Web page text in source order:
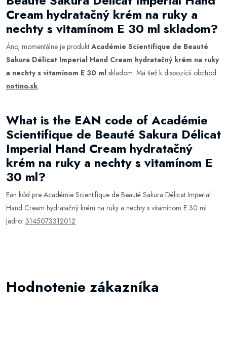
Cream hydratačný krém na ruky a
nechty s vitamínom E 30 ml skladom?
Áno, momentálne je produkt Académie Scientifique de Beauté
Sakura Délicat Imperial Hand Cream hydratačný krém na ruky
a nechty s vitamínom E 30 ml skladom. Má tiež k dispozícii obchod
notino.sk.
What is the EAN code of Académie
Scientifique de Beauté Sakura Délicat
Imperial Hand Cream hydratačný
krém na ruky a nechty s vitamínom E
30 ml?
Ean kód pre Académie Scientifique de Beauté Sakura Délicat Imperial
Hand Cream hydratačný krém na ruky a nechty s vitamínom E 30 ml
Jadro: 3145073312012
Hodnotenie zákazníka